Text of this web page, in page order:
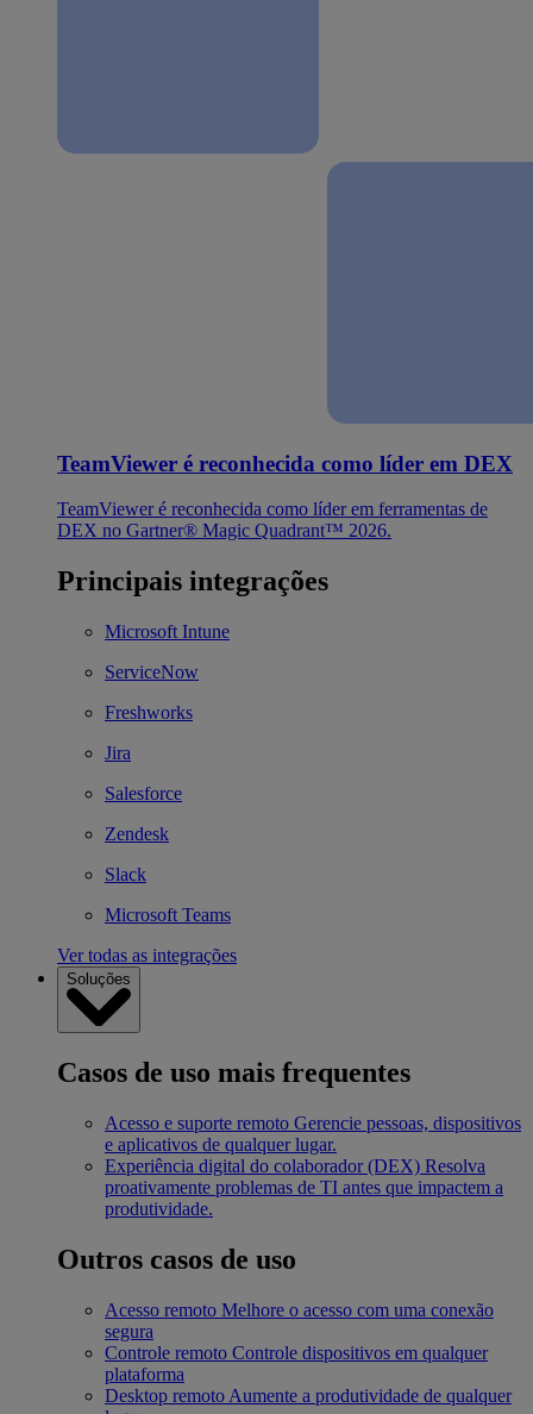
TeamViewer é reconhecida como líder em DEX
TeamViewer é reconhecida como líder em ferramentas de
DEX no Gartner® Magic Quadrant™ 2026.
Principais integrações
Microsoft Intune
ServiceNow
Freshworks
Jira
Salesforce
Zendesk
Slack
Microsoft Teams
Ver todas as integrações
Soluções
Casos de uso mais frequentes
Acesso e suporte remoto Gerencie pessoas, dispositivos
e aplicativos de qualquer lugar.
Experiência digital do colaborador (DEX) Resolva
proativamente problemas de TI antes que impactem a
produtividade.
Outros casos de uso
Acesso remoto Melhore o acesso com uma conexão
segura
Controle remoto Controle dispositivos em qualquer
plataforma
Desktop remoto Aumente a produtividade de qualquer